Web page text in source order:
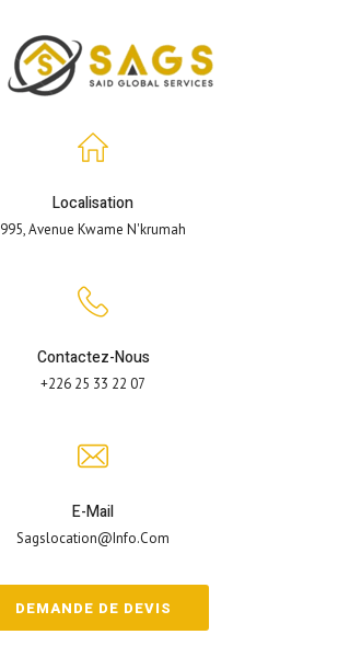
Localisation
995, Avenue Kwame N'krumah
Contactez-Nous
+226 25 33 22 07
E-Mail
Sagslocation@info.com
DEMANDE DE DEVIS